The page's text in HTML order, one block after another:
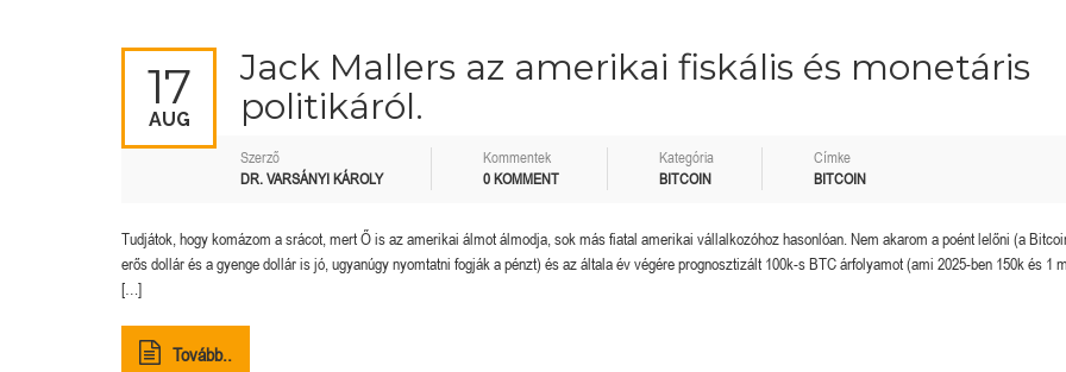
17
AUG
Jack Mallers az amerikai fiskális és monetáris
politikáról.
Szerző
DR. VARSÁNYI KÁROLY
Kommentek
0 KOMMENT
Kategória
BITCOIN
Címke
BITCOIN
Tudjátok, hogy komázom a srácot, mert Ő is az amerikai álmot álmodja, sok más fiatal amerikai vállalkozóhoz hasonlóan. Nem akarom a poént lelőni (a
erős dollár és a gyenge dollár is jó, ugyanúgy nyomtatni fogják a pénzt) és az általa év végére prognosztizált 100k-s BTC árfolyamot (ami 2025-ben 150k és 1
[…]
Tovább..